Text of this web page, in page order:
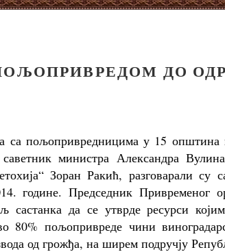
ДО
са пољопривредницима у 15
министра Александра
Зоран Ракић, разговарали
године. Председник Привременог
састанка да се утврде ресурси
80% пољопривреде чини
од грожђа, на ширем подручју